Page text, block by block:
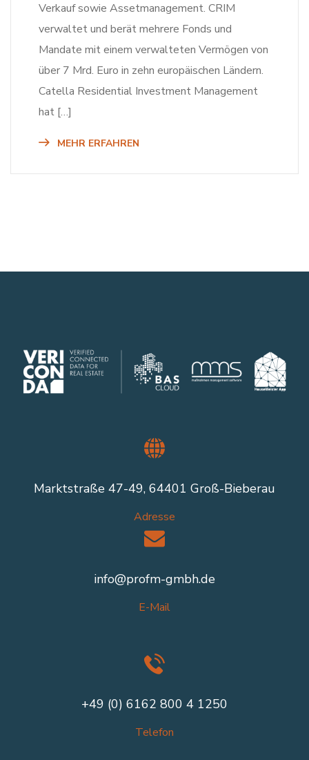
Verkauf sowie Assetmanagement. CRIM
verwaltet und berät mehrere Fonds und
Mandate mit einem verwalteten Vermögen von
über 7 Mrd. Euro in zehn europäischen Ländern.
Catella Residential Investment Management
hat […]
MEHR ERFAHREN
Marktstraße 47-49, 64401 Groß-Bieberau
Adresse
info@profm-gmbh.de
E-Mail
+49 (0) 6162 800 4 1250
Telefon